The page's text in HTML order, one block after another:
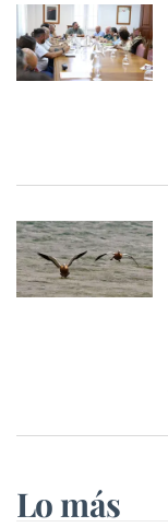
Lo más